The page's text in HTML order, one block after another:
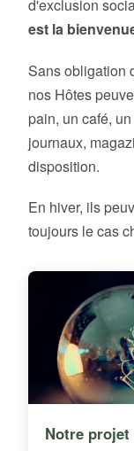
d'exclusion
est la
Sans obligation
nos Hôtes
pain, un café,
journaux,
disposition.
En hiver, ils
toujours le cas
Notre projet